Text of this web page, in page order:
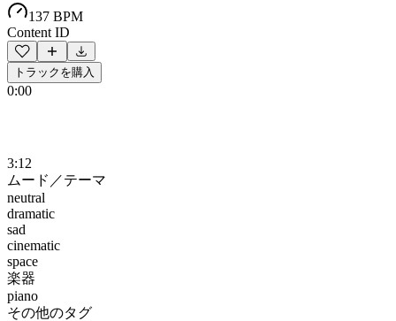
137 BPM
Content ID
トラックを購入
0:00
3:12
ムード／テーマ
neutral
dramatic
sad
cinematic
space
楽器
piano
その他のタグ